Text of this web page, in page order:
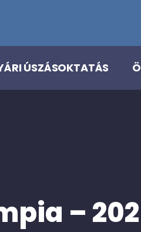
ÚSZÁSOKTATÁS
–